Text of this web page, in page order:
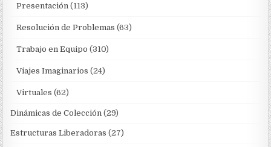
Presentación (113)
Resolución de Problemas (63)
Trabajo en Equipo (310)
Viajes Imaginarios (24)
Virtuales (62)
Dinámicas de Colección (29)
Estructuras Liberadoras (27)